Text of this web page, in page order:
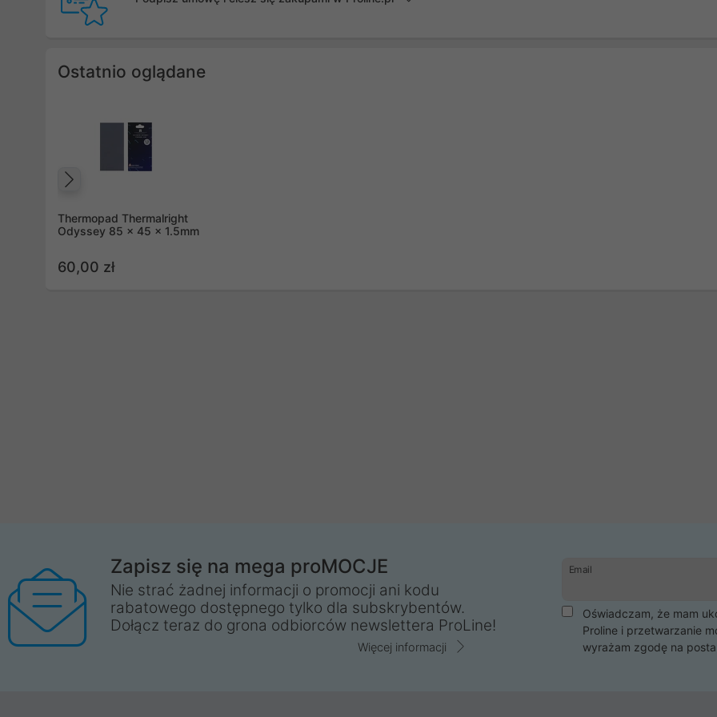
Ostatnio oglądane
Thermopad Thermalright
Odyssey 85 x 45 x 1.5mm
60,00 zł
Zapisz się na mega proMOCJE
Nie strać żadnej informacji o promocji ani kodu
rabatowego dostępnego tylko dla subskrybentów.
Dołącz teraz do grona odbiorców newslettera ProLine!
Więcej informacji
Email
Oświadczam, że mam
Proline i przetwarzanie
wyrażam zgodę na